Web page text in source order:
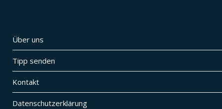
Über uns
Tipp senden
Kontakt
Datenschutzerklärung